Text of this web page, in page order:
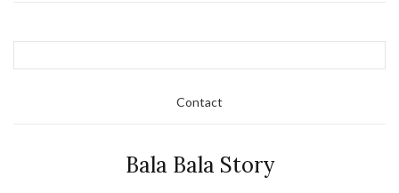
Contact
Bala Bala Story